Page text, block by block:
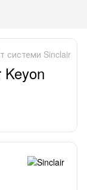
системи Sinclair
Keyon